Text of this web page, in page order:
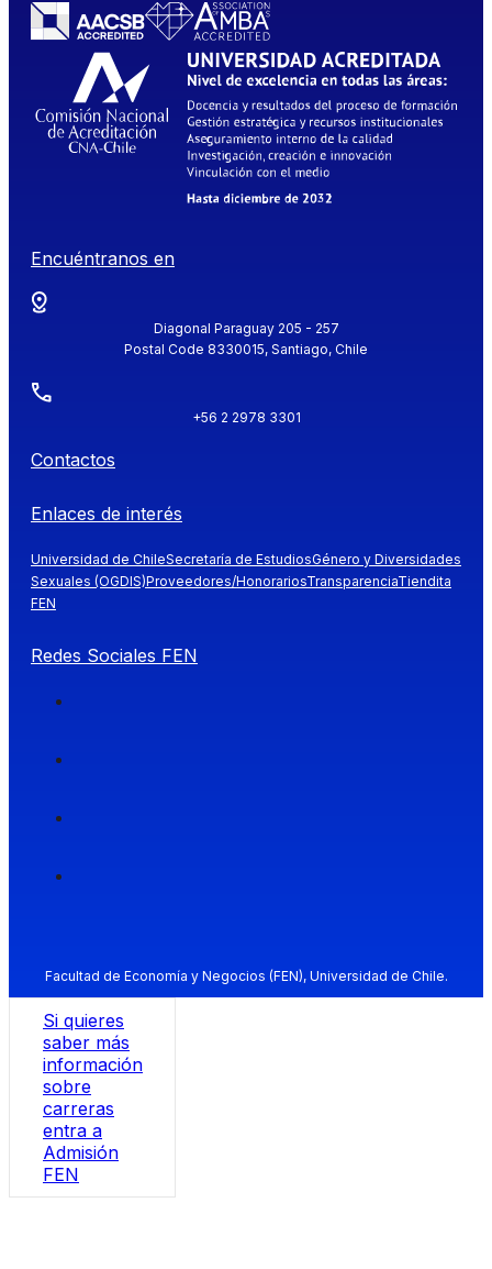
Encuéntranos en
Diagonal Paraguay 205 - 257
Postal Code 8330015, Santiago, Chile
+56 2 2978 3301
Contactos
Enlaces de interés
Universidad de ChileSecretaría de EstudiosGénero y Diversidades
Sexuales (OGDIS)Proveedores/HonorariosTransparenciaTiendita
FEN
Redes Sociales FEN
Facultad de Economía y Negocios (FEN), Universidad de Chile.
Si quieres
saber más
información
sobre
carreras
entra a
Admisión
FEN